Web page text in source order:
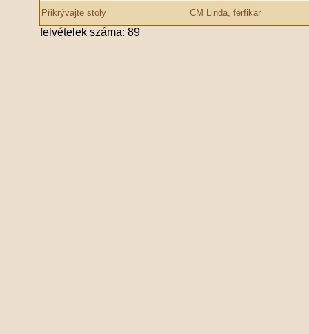
Přikrývajte stoly CM Linda, férfikar
felvételek száma: 89